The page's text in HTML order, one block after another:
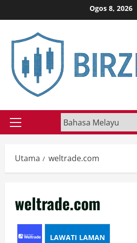
to
Ogos 8, 2026
Primary
Utama weltrade.com
weltrade.com
LAWATI LAMAN